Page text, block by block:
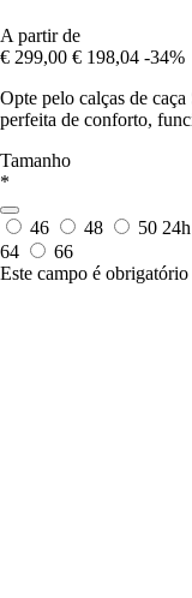
A partir de
€ 299,00 € 198,04 -34%
Opte pelo calças de
perfeita de conforto,
Tamanho
*
46 48 50 24h
64
66
Este campo é obrigatório